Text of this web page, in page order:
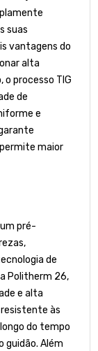
suas
vantagens do
alta
o processo TIG
de
e
maior
pré-
de
Politherm 26,
e alta
às
do tempo
guidão. Além